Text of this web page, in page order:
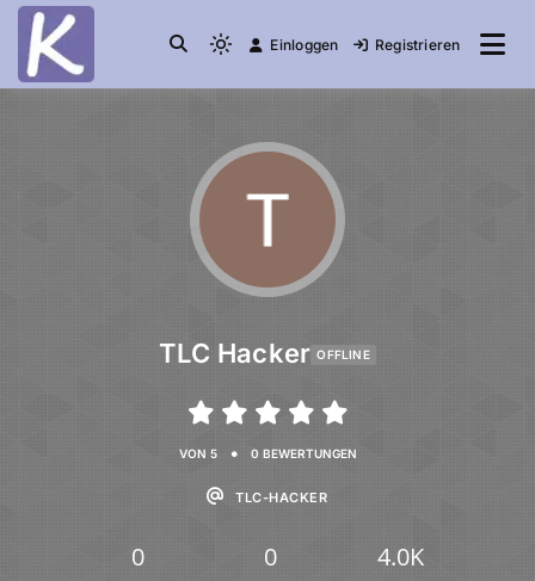
die Community Einloggen Registrieren
TLC Hacker OFFLINE
VON 5 • 0 BEWERTUNGEN
TLC-HACKER
0 0 4.0K